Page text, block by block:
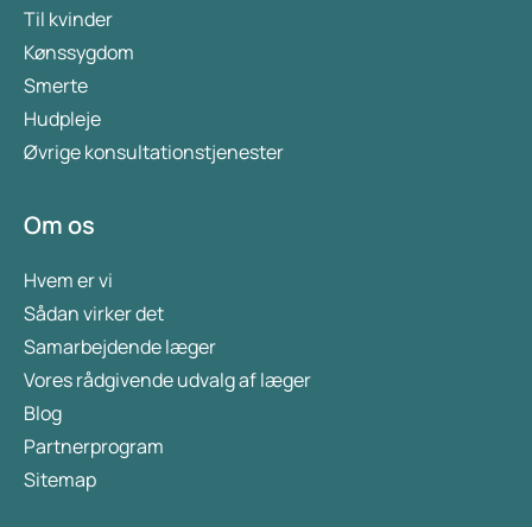
Til kvinder
Kønssygdom
Smerte
Hudpleje
Øvrige konsultationstjenester
Om os
Hvem er vi
Sådan virker det
Samarbejdende læger
Vores rådgivende udvalg af læger
Blog
Partnerprogram
Sitemap